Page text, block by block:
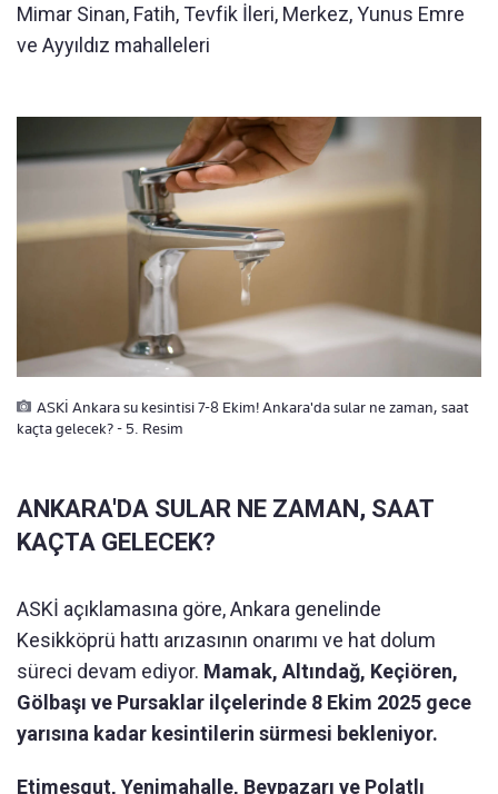
Mimar Sinan, Fatih, Tevfik İleri, Merkez, Yunus Emre
ve Ayyıldız mahalleleri
ASKİ Ankara su kesintisi 7-8 Ekim! Ankara'da sular ne zaman, saat
kaçta gelecek? - 5. Resim
ANKARA'DA SULAR NE ZAMAN, SAAT
KAÇTA GELECEK?
ASKİ açıklamasına göre, Ankara genelinde
Kesikköprü hattı arızasının onarımı ve hat dolum
süreci devam ediyor. Mamak, Altındağ, Keçiören,
Gölbaşı ve Pursaklar ilçelerinde 8 Ekim 2025 gece
yarısına kadar kesintilerin sürmesi bekleniyor.
Etimesgut, Yenimahalle, Beypazarı ve Polatlı